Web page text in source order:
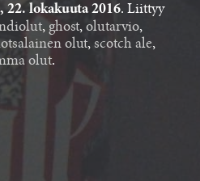
22. lokakuuta 2016. Liittyy
, ghost,olutarvio,
olut,scotch ale,
olut.